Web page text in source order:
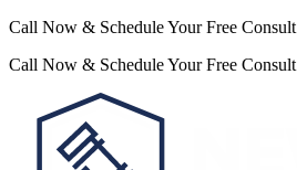
Call Now & Schedule Your Free Consult
Call Now & Schedule Your Free Consult